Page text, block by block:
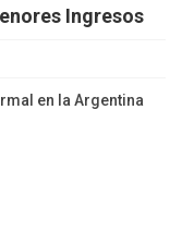
Ingresos
en la Argentina